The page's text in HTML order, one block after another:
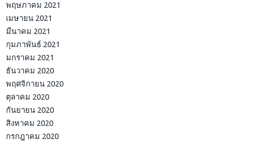
พฤษภาคม 2021
เมษายน 2021
มีนาคม 2021
กุมภาพันธ์ 2021
มกราคม 2021
ธันวาคม 2020
พฤศจิกายน 2020
ตุลาคม 2020
กันยายน 2020
สิงหาคม 2020
กรกฎาคม 2020